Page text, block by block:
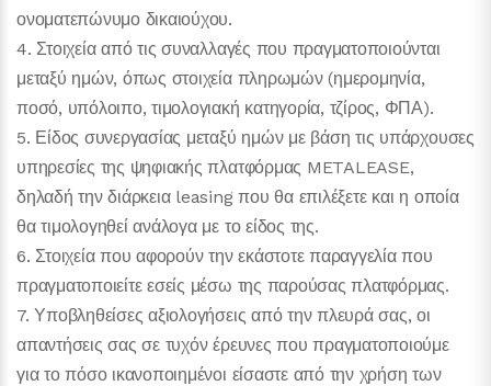
ονοματεπώνυμο δικαιούχου.
4. Στοιχεία από τις συναλλαγές που πραγματοποιούνται
μεταξύ ημών, όπως στοιχεία πληρωμών (ημερομηνία,
ποσό, υπόλοιπο, τιμολογιακή κατηγορία, τζίρος, ΦΠΑ).
5. Είδος συνεργασίας μεταξύ ημών με βάση τις υπάρχουσες
υπηρεσίες της ψηφιακής πλατφόρμας METALEASE,
δηλαδή την διάρκεια leasing που θα επιλέξετε και η οποία
θα τιμολογηθεί ανάλογα με το είδος της.
6. Στοιχεία που αφορούν την εκάστοτε παραγγελία που
πραγματοποιείτε εσείς μέσω της παρούσας πλατφόρμας.
7. Υποβληθείσες αξιολογήσεις από την πλευρά σας, οι
απαντήσεις σας σε τυχόν έρευνες που πραγματοποιούμε
για το πόσο ικανοποιημένοι είσαστε από την χρήση των